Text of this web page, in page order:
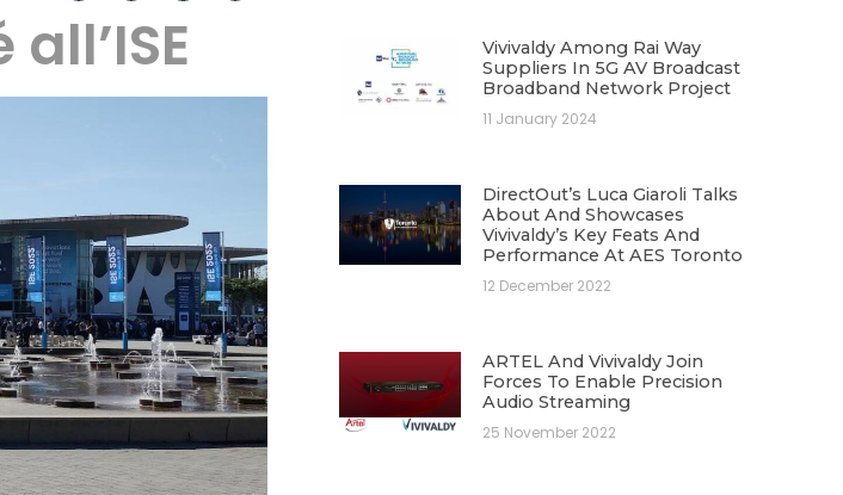
Vivivaldy Among Rai Way
Suppliers In 5G AV Broadcast
Broadband Network Project
11 January 2024
DirectOut’s Luca Giaroli Talks
About And Showcases
Vivivaldy’s Key Feats And
Performance At AES Toronto
12 December 2022
ARTEL And Vivivaldy Join
Forces To Enable Precision
Audio Streaming
25 November 2022